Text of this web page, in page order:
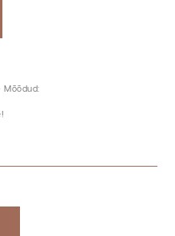
Mõõdud: